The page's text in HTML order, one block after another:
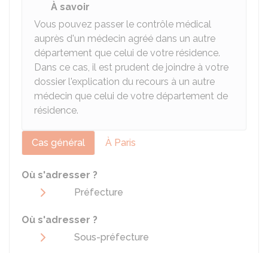
À savoir
Vous pouvez passer le contrôle médical
auprès d'un médecin agréé dans un autre
département que celui de votre résidence.
Dans ce cas, il est prudent de joindre à votre
dossier l'explication du recours à un autre
médecin que celui de votre département de
résidence.
Cas général À Paris
Où s'adresser ?
Préfecture
Où s'adresser ?
Sous-préfecture